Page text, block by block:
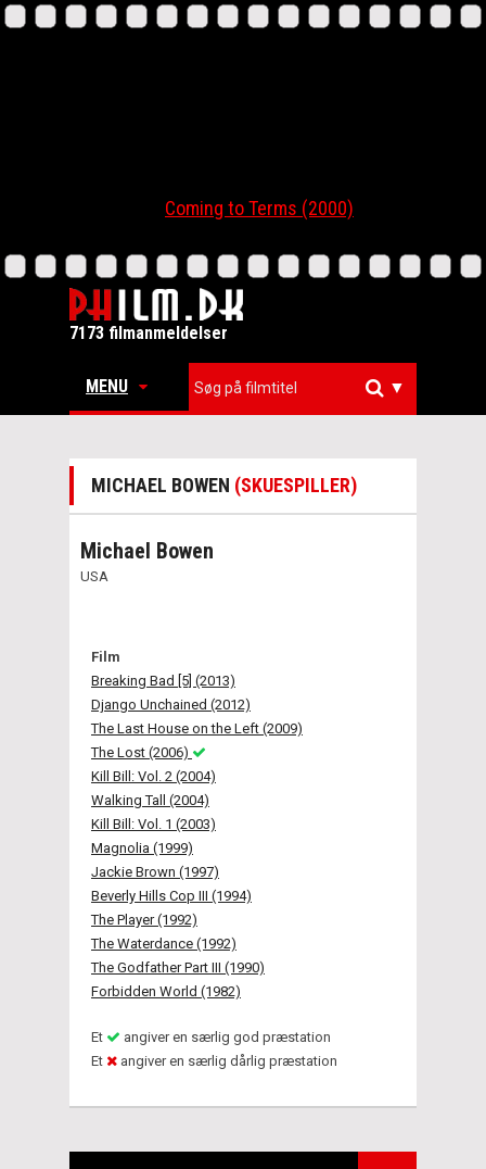
Coming to Terms (2000)
7173 filmanmeldelser
MENU ▼
MICHAEL BOWEN (SKUESPILLER)
Michael Bowen
USA
Film
Breaking Bad [5] (2013)
Django Unchained (2012)
The Last House on the Left (2009)
The Lost (2006)
Kill Bill: Vol. 2 (2004)
Walking Tall (2004)
Kill Bill: Vol. 1 (2003)
Magnolia (1999)
Jackie Brown (1997)
Beverly Hills Cop III (1994)
The Player (1992)
The Waterdance (1992)
The Godfather Part III (1990)
Forbidden World (1982)
Et
angiver en særlig god præstation
Et
angiver en særlig dårlig præstation